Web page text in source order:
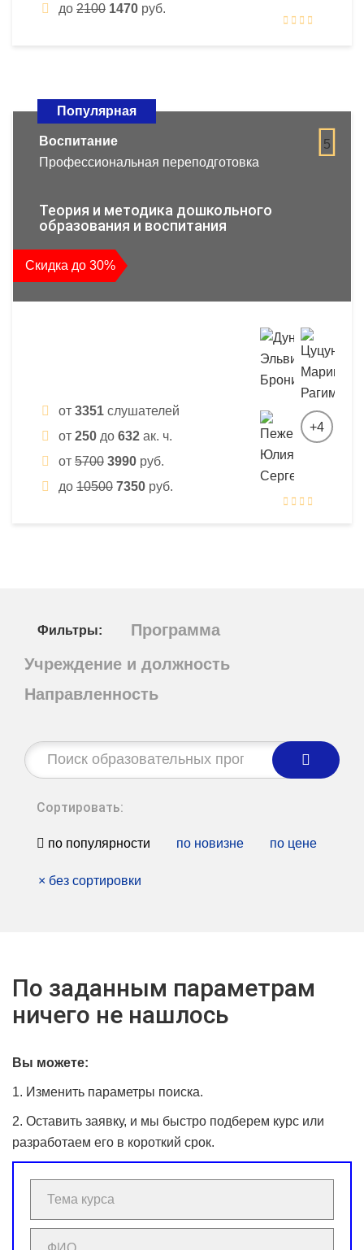
до 2100 1470 руб.
Популярная
5
Воспитание
Профессиональная переподготовка
Теория и методика дошкольного
образования и воспитания
Скидка до 30%
от 3351 слушателей
от 250 до 632 ак. ч.
от 5700 3990 руб.
до 10500 7350 руб.
+4
Фильтры:
Программа
Учреждение и должность
Направленность
Строка
поиска:
Сортировать:
по популярности по новизне по цене
× без сортировки
По заданным параметрам
ничего не нашлось
Вы можете:
1. Изменить параметры поиска.
2. Оставить заявку, и мы быстро подберем курс или
разработаем его в короткий срок.